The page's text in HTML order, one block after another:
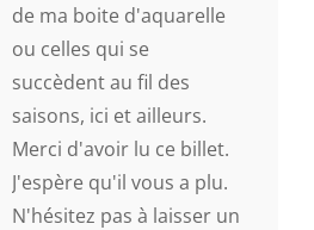
de ma boite d'aquarelle
ou celles qui se
succèdent au fil des
saisons, ici et ailleurs.
Merci d'avoir lu ce billet.
J'espère qu'il vous a plu.
N'hésitez pas à laisser un